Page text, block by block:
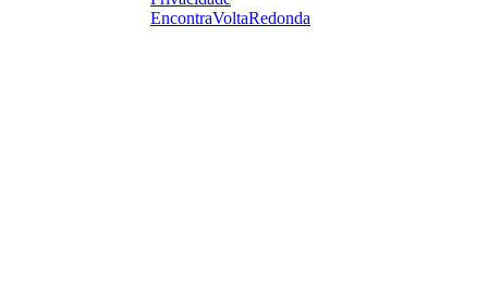
EncontraVoltaRedonda